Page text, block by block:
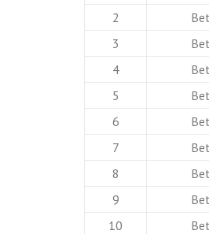
2
3
4
5
6
7
8
9
10